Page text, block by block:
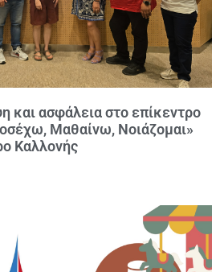
και ασφάλεια στο επίκεντρο
Μαθαίνω, Νοιάζομαι»
Καλλονής